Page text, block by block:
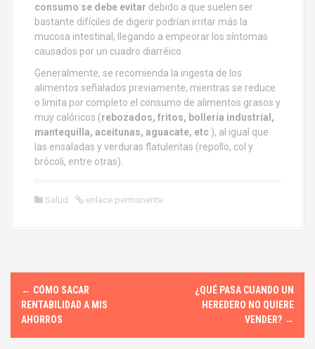
consumo se debe evitar debido a que suelen ser
bastante difíciles de digerir podrían irritar más la
mucosa intestinal, llegando a empeorar los síntomas
causados por un cuadro diarréico.
Generalmente, se recomienda la ingesta de los
alimentos señalados previamente, mientras se reduce
o limita por completo el consumo de alimentos grasos y
muy calóricos (rebozados, fritos, bollería industrial,
mantequilla, aceitunas, aguacate, etc .), al igual que
las ensaladas y verduras flatulentas (repollo, col y
brócoli, entre otras).
Salud enlace permanente
N
v
← CÓMO SACAR
RENTABILIDAD A MIS
AHORROS
¿QUÉ PASA CUANDO UN
HEREDERO NO QUIERE
VENDER? →